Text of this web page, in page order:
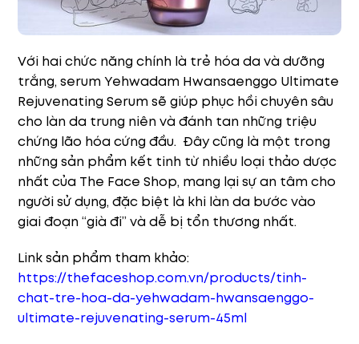
Với hai chức năng chính là trẻ hóa da và dưỡng
trắng, serum Yehwadam Hwansaenggo Ultimate
Rejuvenating Serum sẽ giúp phục hồi chuyên sâu
cho làn da trung niên và đánh tan những triệu
chứng lão hóa cứng đầu. Đây cũng là một trong
những sản phẩm kết tinh từ nhiều loại thảo dược
nhất của The Face Shop, mang lại sự an tâm cho
người sử dụng, đặc biệt là khi làn da bước vào
giai đoạn “già đi” và dễ bị tổn thương nhất.
Link sản phẩm tham khảo:
https://thefaceshop.com.vn/products/tinh-
chat-tre-hoa-da-yehwadam-hwansaenggo-
ultimate-rejuvenating-serum-45ml